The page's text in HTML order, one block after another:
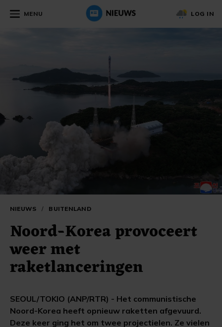
MENU LOG IN
NIEUWS / BUITENLAND
Noord-Korea provoceert
weer met
raketlanceringen
SEOUL/TOKIO (ANP/RTR) - Het communistische
Noord-Korea heeft opnieuw raketten afgevuurd.
Deze keer ging het om twee projectielen. Ze vielen